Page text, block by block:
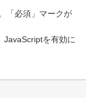
「必須」マークが
JavaScriptを有効に